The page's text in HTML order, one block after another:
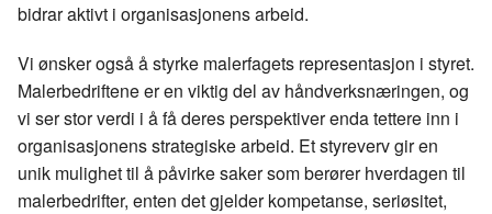
bidrar aktivt i organisasjonens arbeid.
Vi ønsker også å styrke malerfagets representasjon i styret.
Malerbedriftene er en viktig del av håndverksnæringen, og
vi ser stor verdi i å få deres perspektiver enda tettere inn i
organisasjonens strategiske arbeid. Et styreverv gir en
unik mulighet til å påvirke saker som berører hverdagen til
malerbedrifter, enten det gjelder kompetanse, seriøsitet,